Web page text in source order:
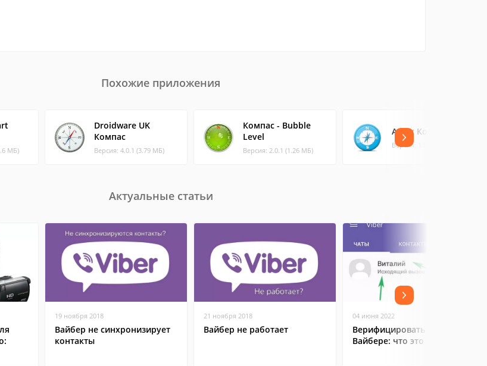
Похожие приложения
МБ)
Droidware UK
Компас
Версия: 4.0.1 (3.79 МБ)
Компас - Bubble
Level
Версия: 2.0.1 (1.26 МБ)
Amax Компас
Версия: 1.0.3 (0.17 МБ)
Актуальные статьи
19 ноября 2018
Вайбер не синхронизирует
контакты
21 ноября 2018
Вайбер не работает
04 июня 2022
Верифицировать контакт в
Вайбере: что это значит